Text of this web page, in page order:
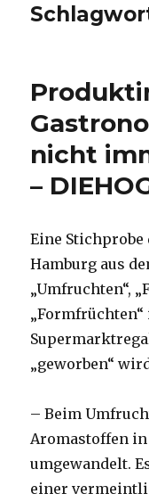
nicht
–
Eine
Hamburg aus
„Umfruchten“,
„geworben“
– Beim
Aromastoffen
umgewandelt.
einer